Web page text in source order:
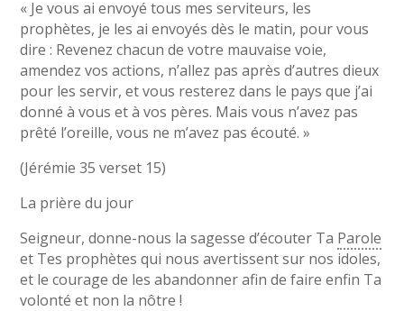
« Je vous ai envoyé tous mes serviteurs, les
prophètes, je les ai envoyés dès le matin, pour vous
dire : Revenez chacun de votre mauvaise voie,
amendez vos actions, n’allez pas après d’autres dieux
pour les servir, et vous resterez dans le pays que j’ai
donné à vous et à vos pères. Mais vous n’avez pas
prêté l’oreille, vous ne m’avez pas écouté. »
(Jérémie 35 verset 15)
La prière du jour
Seigneur, donne-nous la sagesse d’écouter Ta Parole
et Tes prophètes qui nous avertissent sur nos idoles,
et le courage de les abandonner afin de faire enfin Ta
volonté et non la nôtre !